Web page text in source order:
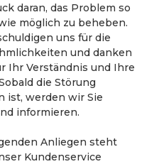
daran, das Problem so
möglich zu beheben.
uns für die
und danken
Ihr Verständnis und Ihre
die Störung
ist, werden wir Sie
informieren.
Anliegen steht
Kundenservice